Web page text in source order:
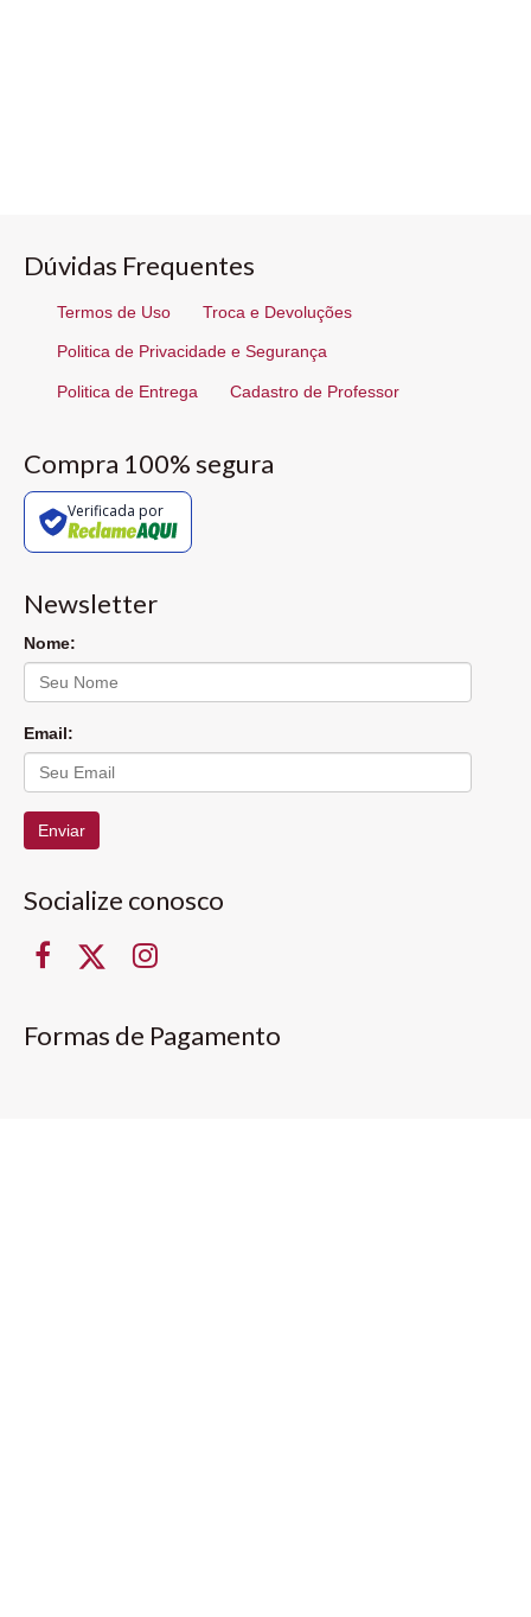
Dúvidas Frequentes
Termos de Uso Troca e Devoluções
Politica de Privacidade e Segurança
Politica de Entrega Cadastro de Professor
Compra 100% segura
Verificada por
Newsletter
Nome:
Email:
Enviar
Socialize conosco
Formas de Pagamento